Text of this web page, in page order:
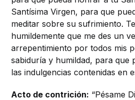
Santísima Virgen, para que
meditar sobre su sufrimiento.
humildemente que me des un
arrepentimiento por todos mis
sabiduría y humildad, para que
las indulgencias contenidas en
Acto de contrición: “Pésame